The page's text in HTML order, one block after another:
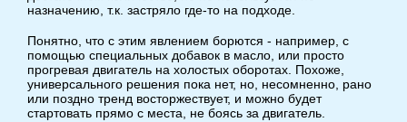
назначению, т.к. застряло где-то на подходе.
Понятно, что с этим явлением борются - например, с
помощью специальных добавок в масло, или просто
прогревая двигатель на холостых оборотах. Похоже,
универсального решения пока нет, но, несомненно, рано
или поздно тренд восторжествует, и можно будет
стартовать прямо с места, не боясь за двигатель.